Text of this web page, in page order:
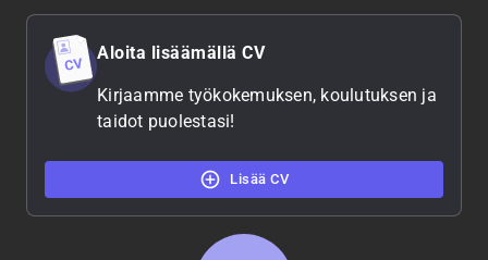
Aloita lisäämällä CV
Kirjaamme työkokemuksen, koulutuksen ja
taidot puolestasi!
Lisää CV